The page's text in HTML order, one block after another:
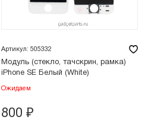
Артикул: 505332
Модуль (стекло, тачскрин, рамка)
iPhone SE Белый (White)
Ожидаем
800 ₽